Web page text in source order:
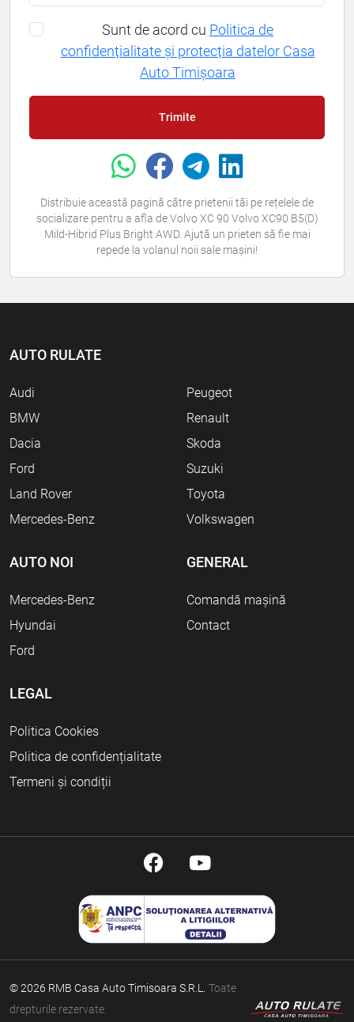
Sunt de acord cu Politica de
confidențialitate și protecția datelor Casa
Auto Timișoara
Trimite
Distribuie această pagină către prietenii tăi pe rețelele de
socializare pentru a afla de Volvo XC 90 Volvo XC90 B5(D)
Mild-Hibrid Plus Bright AWD. Ajută un prieten să fie mai
repede la volanul noii sale mașini!
AUTO RULATE
Audi
BMW
Dacia
Ford
Land Rover
Mercedes-Benz
Peugeot
Renault
Skoda
Suzuki
Toyota
Volkswagen
AUTO NOI
Mercedes-Benz
Hyundai
Ford
GENERAL
Comandă mașină
Contact
LEGAL
Politica Cookies
Politica de confidențialitate
Termeni și condiții
© 2026 RMB Casa Auto Timisoara S.R.L.
Toate
drepturile rezervate.